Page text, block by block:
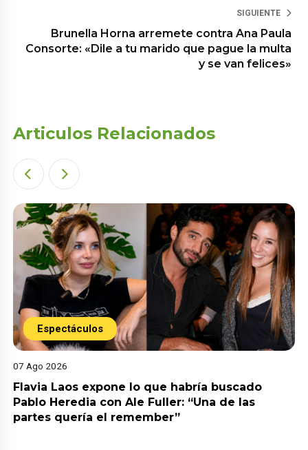
SIGUIENTE
Brunella Horna arremete contra Ana Paula
Consorte: «Dile a tu marido que pague la multa
y se van felices»
Articulos Relacionados
Espectáculos
07 Ago 2026
Flavia Laos expone lo que habría buscado
Pablo Heredia con Ale Fuller: “Una de las
partes quería el remember”